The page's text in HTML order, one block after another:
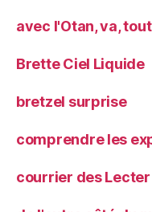
avec l'Otan, va,
Brette Ciel Liquide
bretzel surprise
comprendre les
courrier des Lecter